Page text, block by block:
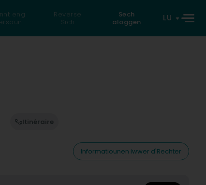
eng
Reverse
Sich
Sech
aloggen
LU
Itinéraire
Informatiounen iwwer d'Rechter